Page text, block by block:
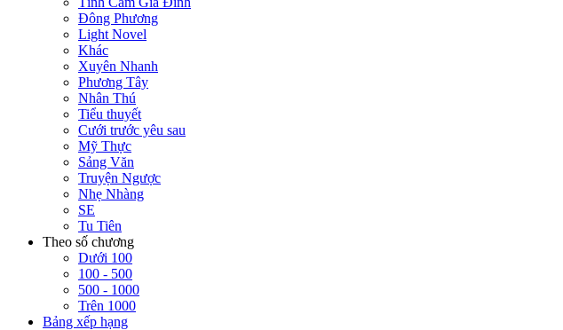
Đông Phương
Light Novel
Khác
Xuyên Nhanh
Phương Tây
Nhân Thú
Tiểu thuyết
Cưới trước yêu sau
Mỹ Thực
Sảng Văn
Truyện Ngược
Nhẹ Nhàng
SE
Tu Tiên
Theo số chương
Dưới 100
100 - 500
500 - 1000
Trên 1000
Bảng xếp hạng